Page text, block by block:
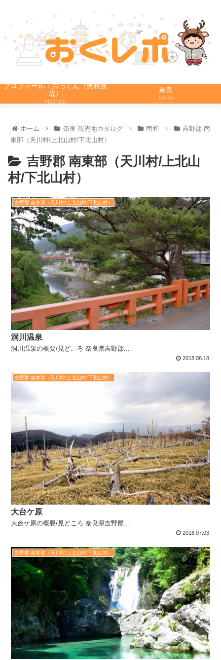
プロフィール：おっくん（奥村政
哉）
PROFILE
奈良
NARA
ホーム 奈良 観光地カタログ 南和
吉野郡 南
東部（天川村/上北山村/下北山村）
吉野郡 南東部（天川村/上北山
村/下北山村）
吉野郡 南東部（天川村/上北山村/下北山村）
洞川温泉
洞川温泉の概要/見どころ 奈良県吉野郡...
2018.08.18
吉野郡 南東部（天川村/上北山村/下北山村）
大台ケ原
大台ケ原の概要/見どころ 奈良県吉野郡...
2018.07.03
吉野郡 南東部（天川村/上北山村/下北山村）